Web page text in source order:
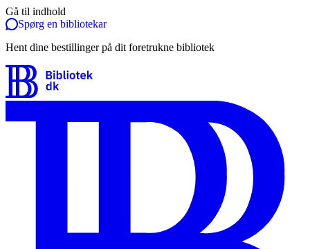
Gå til indhold
Spørg en bibliotekar
Hent dine bestillinger på dit foretrukne bibliotek